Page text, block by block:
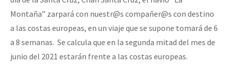
Montaña” zarpará con nuestr@s compañer@s con destino
a las costas europeas, en un viaje que se supone tomará de 6
a 8 semanas. Se calcula que en la segunda mitad del mes de
junio del 2021 estarán frente a las costas europeas.